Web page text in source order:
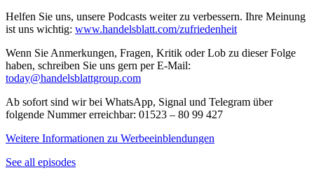
Helfen Sie uns, unsere Podcasts weiter zu verbessern. Ihre Meinung
ist uns wichtig: www.handelsblatt.com/zufriedenheit
Wenn Sie Anmerkungen, Fragen, Kritik oder Lob zu dieser Folge
haben, schreiben Sie uns gern per E-Mail:
today@handelsblattgroup.com
Ab sofort sind wir bei WhatsApp, Signal und Telegram über
folgende Nummer erreichbar: 01523 – 80 99 427
Weitere Informationen zu Werbeeinblendungen
See all episodes